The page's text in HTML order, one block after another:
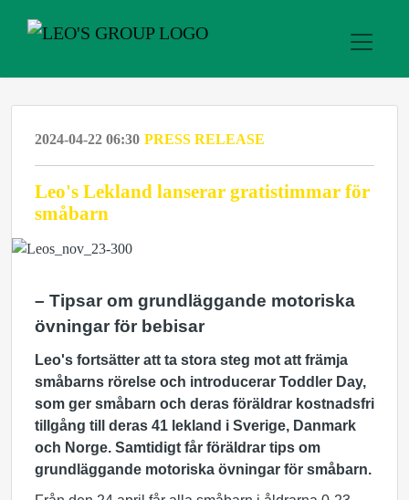
2024-04-22 06:30 PRESS RELEASE
Leo's Lekland lanserar gratistimmar för
småbarn
– Tipsar om grundläggande motoriska
övningar för bebisar
Leo's fortsätter att ta stora steg mot att främja
småbarns rörelse och introducerar Toddler Day,
som ger småbarn och deras föräldrar kostnadsfri
tillgång till deras 41 lekland i Sverige, Danmark
och Norge. Samtidigt får föräldrar tips om
grundläggande motoriska övningar för småbarn.